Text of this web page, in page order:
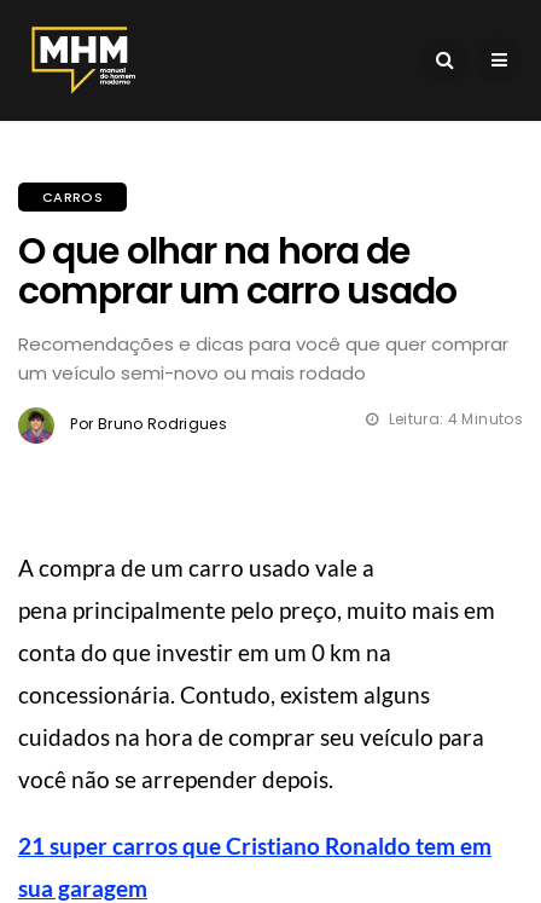
CARROS
O que olhar na hora de
comprar um carro usado
Recomendações e dicas para você que quer comprar
um veículo semi-novo ou mais rodado
Por Bruno Rodrigues Leitura: 4 Minutos
A compra de um carro usado vale a
pena principalmente pelo preço, muito mais em
conta do que investir em um 0 km na
concessionária. Contudo, existem alguns
cuidados na hora de comprar seu veículo para
você não se arrepender depois.
21 super carros que Cristiano Ronaldo tem em
sua garagem